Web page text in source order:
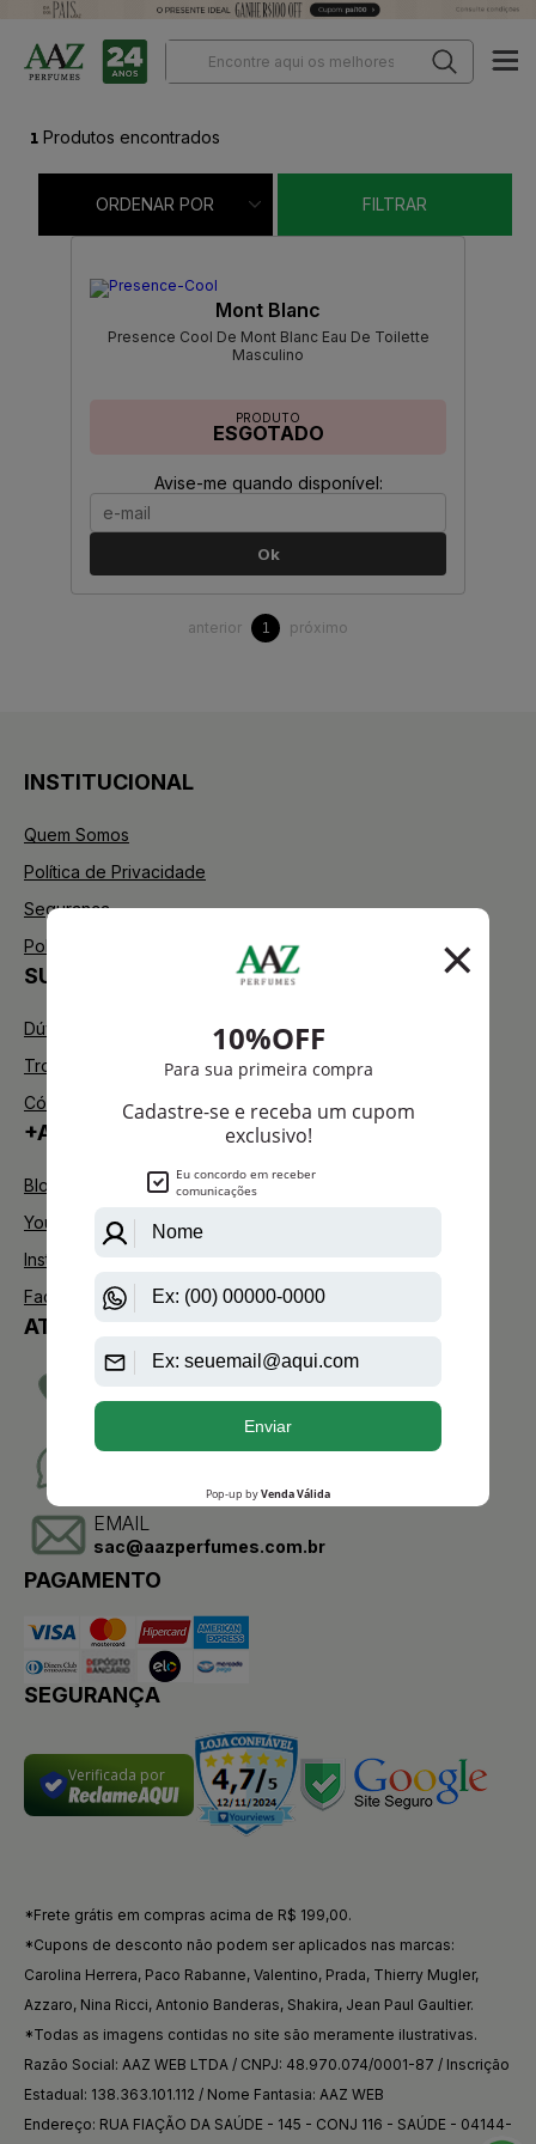
1 Produtos encontrados
ORDENAR POR FILTRAR
Mont Blanc
Presence Cool De Mont Blanc Eau De Toilette
Masculino
PRODUTO
ESGOTADO
Avise-me quando disponível:
Ok
anterior 1 próximo
INSTITUCIONAL
Quem Somos
Política de Privacidade
Segurança
Política de Troca
SUPORTE
Dúvidas Frequentes
Trocas e Devoluções
Código de defesa do consumidor
+AAZ PERFUMES
Blog
Youtube
Instagram
Facebook
ATENDIMENTO
(11)2275-0076
WHATSAPP
EMAIL
sac@aazperfumes.com.br
PAGAMENTO
SEGURANÇA
Verificada por
*Frete grátis em compras acima de R$ 199,00.
*Cupons de desconto não podem ser aplicados nas marcas:
Carolina Herrera, Paco Rabanne, Valentino, Prada, Thierry Mugler,
Azzaro, Nina Ricci, Antonio Banderas, Shakira, Jean Paul Gaultier.
*Todas as imagens contidas no site são meramente ilustrativas.
Razão Social: AAZ WEB LTDA / CNPJ: 48.970.074/0001-87 / Inscrição
Estadual: 138.363.101.112 / Nome Fantasia: AAZ WEB
Endereço: RUA FIAÇÃO DA SAÚDE - 145 - CONJ 116 - SAÚDE - 04144-